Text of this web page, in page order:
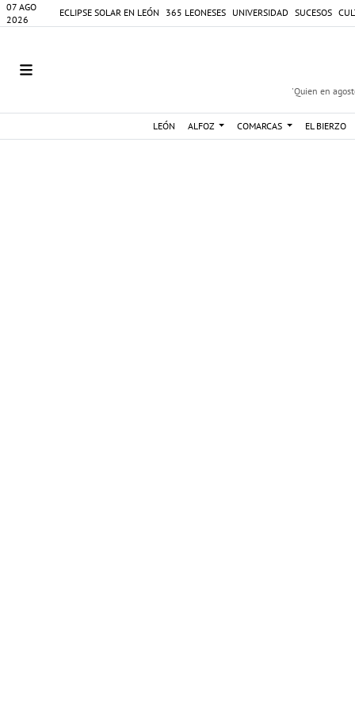
07 AGO
2026
ECLIPSE SOLAR EN LEÓN 365 LEONESES UNIVERSIDAD SUCESOS
'Quien en
LEÓN ALFOZ COMARCAS EL BIERZO